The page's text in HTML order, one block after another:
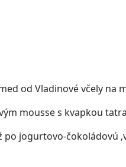
od Vladinové včely na
mousse s kvapkou
jogurtovo-čokoládovú